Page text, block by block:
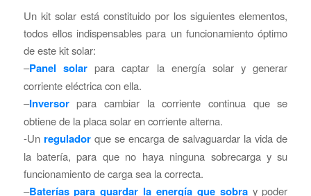
Un kit solar está constituido por los siguientes elementos,
todos ellos indispensables para un funcionamiento óptimo
de este kit solar:
–Panel solarpara captar la energía solar y generar
corriente eléctrica con ella.
–Inversorpara cambiar la corriente continua que se
obtiene de la placa solar en corriente alterna.
-Un reguladorque se encarga de salvaguardar la vida de
la batería, para que no haya ninguna sobrecarga y su
funcionamiento de carga sea la correcta.
–Baterías para guardar la energía que sobray poder